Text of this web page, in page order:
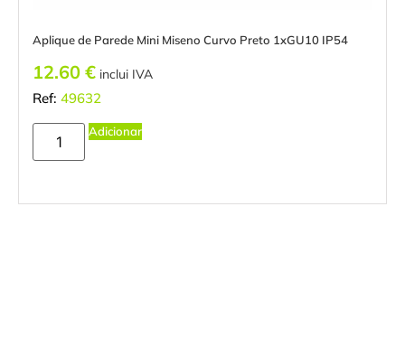
Aplique de Parede Mini Miseno Curvo Preto 1xGU10 IP54
12.60 € inclui IVA
Ref: 49632
Adicionar